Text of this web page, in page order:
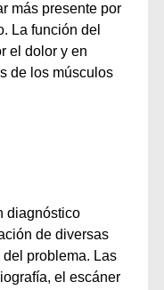
más presente por
La función del
el dolor y en
de los músculos
diagnóstico
de diversas
problema. Las
el escáner